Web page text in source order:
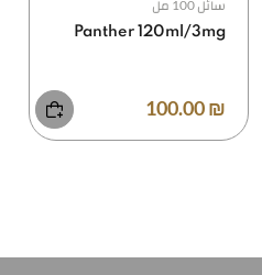
سائل 100 مل
Panther 120ml/3mg
₪ 100.00